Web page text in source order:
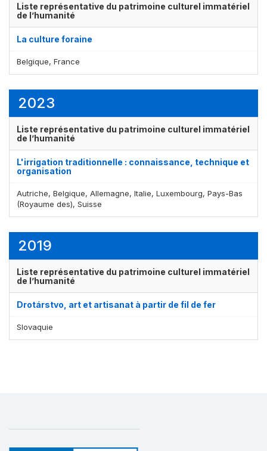
Liste représentative du patrimoine culturel immatériel
de l’humanité
La culture foraine
Belgique, France
2023
Liste représentative du patrimoine culturel immatériel
de l’humanité
L'irrigation traditionnelle : connaissance, technique et
organisation
Autriche, Belgique, Allemagne, Italie, Luxembourg, Pays-Bas
(Royaume des), Suisse
2019
Liste représentative du patrimoine culturel immatériel
de l’humanité
Drotárstvo, art et artisanat à partir de fil de fer
Slovaquie